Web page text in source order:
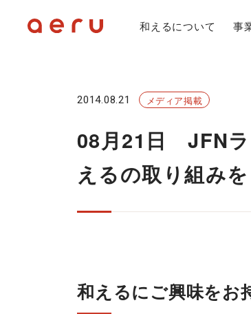
和えるについて 事
2014.08.21 メディア掲載
08月21日 JFNラ
えるの取り組み
和えるにご興味をお